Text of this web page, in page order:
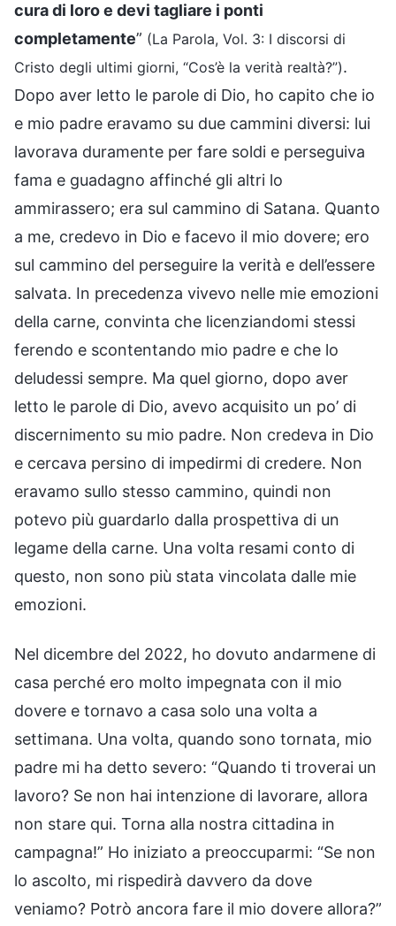
cura di loro e devi tagliare i ponti
completamente” (La Parola, Vol. 3: I discorsi di
Cristo degli ultimi giorni, “Cos’è la verità realtà?”).
Dopo aver letto le parole di Dio, ho capito che io
e mio padre eravamo su due cammini diversi: lui
lavorava duramente per fare soldi e perseguiva
fama e guadagno affinché gli altri lo
ammirassero; era sul cammino di Satana. Quanto
a me, credevo in Dio e facevo il mio dovere; ero
sul cammino del perseguire la verità e dell’essere
salvata. In precedenza vivevo nelle mie emozioni
della carne, convinta che licenziandomi stessi
ferendo e scontentando mio padre e che lo
deludessi sempre. Ma quel giorno, dopo aver
letto le parole di Dio, avevo acquisito un po’ di
discernimento su mio padre. Non credeva in Dio
e cercava persino di impedirmi di credere. Non
eravamo sullo stesso cammino, quindi non
potevo più guardarlo dalla prospettiva di un
legame della carne. Una volta resami conto di
questo, non sono più stata vincolata dalle mie
emozioni.
Nel dicembre del 2022, ho dovuto andarmene di
casa perché ero molto impegnata con il mio
dovere e tornavo a casa solo una volta a
settimana. Una volta, quando sono tornata, mio
padre mi ha detto severo: “Quando ti troverai un
lavoro? Se non hai intenzione di lavorare, allora
non stare qui. Torna alla nostra cittadina in
campagna!” Ho iniziato a preoccuparmi: “Se non
lo ascolto, mi rispedirà davvero da dove
veniamo? Potrò ancora fare il mio dovere allora?”